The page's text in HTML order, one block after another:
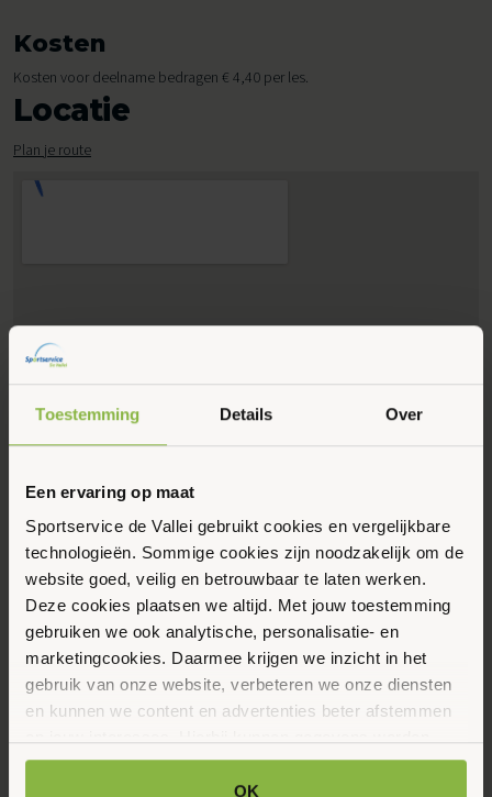
Toestemming Details Over
Een ervaring op maat
Sportservice de Vallei gebruikt cookies en vergelijkbare
technologieën. Sommige cookies zijn noodzakelijk om de
website goed, veilig en betrouwbaar te laten werken.
Deze cookies plaatsen we altijd. Met jouw toestemming
gebruiken we ook analytische, personalisatie- en
marketingcookies. Daarmee krijgen we inzicht in het
gebruik van onze website, verbeteren we onze diensten
en kunnen we content en advertenties beter afstemmen
gedeeld met externe partners.
OK
Kosten
Kosten voor deelname bedragen € 4,40 per les.
Locatie
Plan je route
Eerstvolgende data Toon alle data
Dinsdag
11
Augustus 2026
09:00 - 10:00
Schaepmanstraat 58, Lunteren